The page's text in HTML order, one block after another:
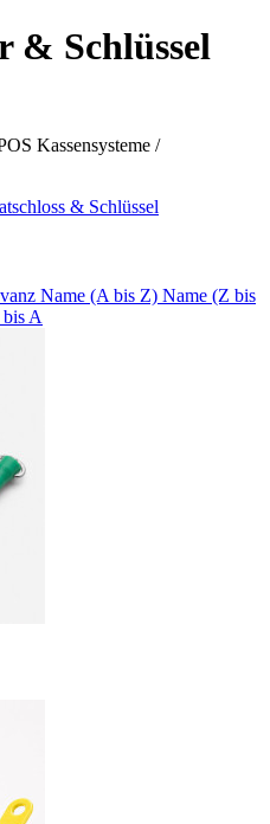
& Schlüssel
Kassensysteme /
& Schlüssel
Name (A bis Z) Name (Z bis
A